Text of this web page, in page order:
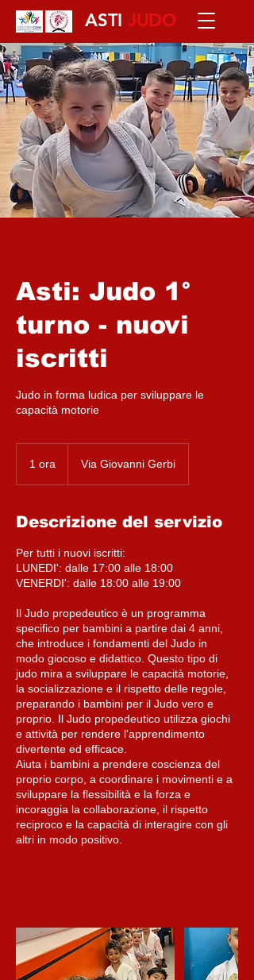
ASTI JUDO
Asti: Judo 1°
turno - nuovi
iscritti
Judo in forma ludica per sviluppare le
capacità motorie
1 ora Via Giovanni Gerbi
Descrizione del servizio
Per tutti i nuovi iscritti:
LUNEDI': dalle 17:00 alle 18:00
VENERDI': dalle 18:00 alle 19:00
Il Judo propedeutico è un programma
specifico per bambini a partire dai 4 anni,
che introduce i fondamenti del Judo in
modo giocoso e didattico. Questo tipo di
judo mira a sviluppare le capacità motorie,
la socializzazione e il rispetto delle regole,
preparando i bambini per il Judo vero e
proprio. Il Judo propedeutico utilizza giochi
e attività per rendere l'apprendimento
divertente ed efficace.
Aiuta i bambini a prendere coscienza del
proprio corpo, a coordinare i movimenti e a
sviluppare la flessibilità e la forza e
incoraggia la collaborazione, il rispetto
reciproco e la capacità di interagire con gli
altri in modo positivo.